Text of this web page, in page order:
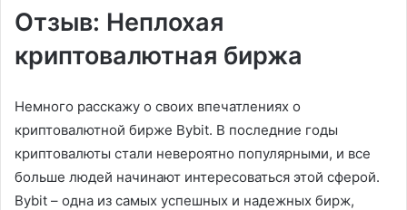
Отзыв: Неплохая
криптовалютная биржа
Немного расскажу о своих впечатлениях о
криптовалютной бирже Bybit. В последние годы
криптовалюты стали невероятно популярными, и все
больше людей начинают интересоваться этой сферой.
Bybit – одна из самых успешных и надежных бирж,